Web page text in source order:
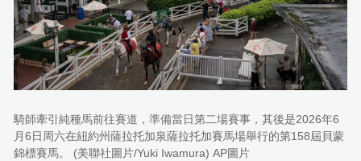
騎師牽引純種馬前往賽道，準備當日第二場賽事，其後是2026年6
月6日周六在紐約州薩拉托加泉薩拉托加賽馬場舉行的第158屆貝蒙
錦標賽馬。 (美聯社圖片/Yuki Iwamura) AP圖片